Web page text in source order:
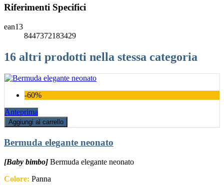
Riferimenti Specifici
ean13
8447372183429
16 altri prodotti nella stessa categoria
-60%
Anteprima
Aggiungi al carrello
Bermuda elegante neonato
[Baby bimbo] Bermuda elegante neonato
Colore: Panna